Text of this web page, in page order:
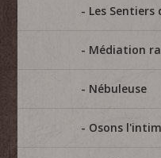
Les
Médiation
Nébuleuse
Osons